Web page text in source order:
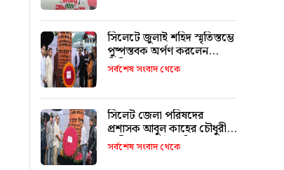
সিলেটে জুলাই শহিদ স্মৃতিস্তম্ভে
পুষ্পস্তবক অর্পণ করলেন
সিসিক প্রশাসক
সর্বশেষ সংবাদ থেকে
সিলেট জেলা পরিষদের
প্রশাসক আবুল কাহের চৌধুরী
শামীমের জুলাই স্মৃতি স্তম্ভে
শ্রদ্ধা নিবেদন
সর্বশেষ সংবাদ থেকে